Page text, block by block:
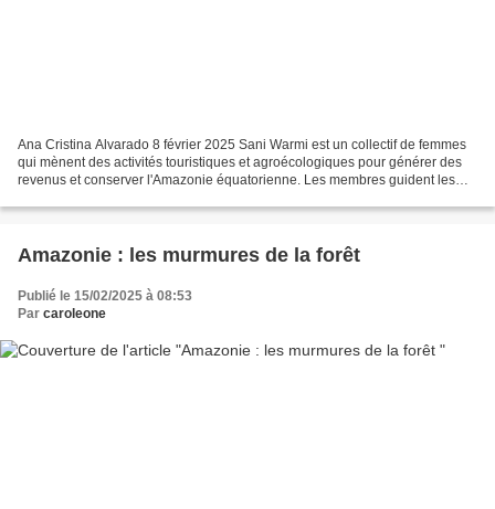
Ana Cristina Alvarado 8 février 2025 Sani Warmi est un collectif de femmes
qui mènent des activités touristiques et agroécologiques pour générer des
revenus et conserver l'Amazonie équatorienne. Les membres guident les
Amazonie : les murmures de la forêt
Publié le 15/02/2025 à 08:53
Par caroleone